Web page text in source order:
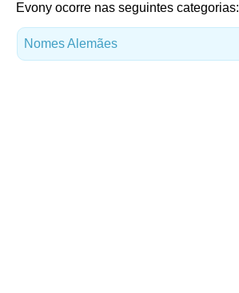
Evony ocorre nas seguintes categorias:
Nomes Alemães